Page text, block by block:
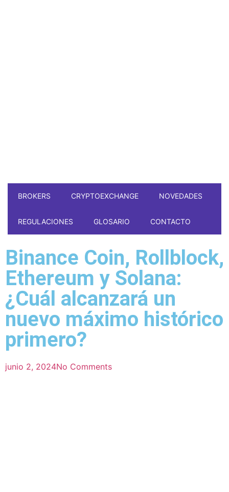
BROKERS CRYPTOEXCHANGE NOVEDADES
REGULACIONES GLOSARIO CONTACTO
Binance Coin, Rollblock,
Ethereum y Solana:
¿Cuál alcanzará un
nuevo máximo histórico
primero?
junio 2, 2024No Comments